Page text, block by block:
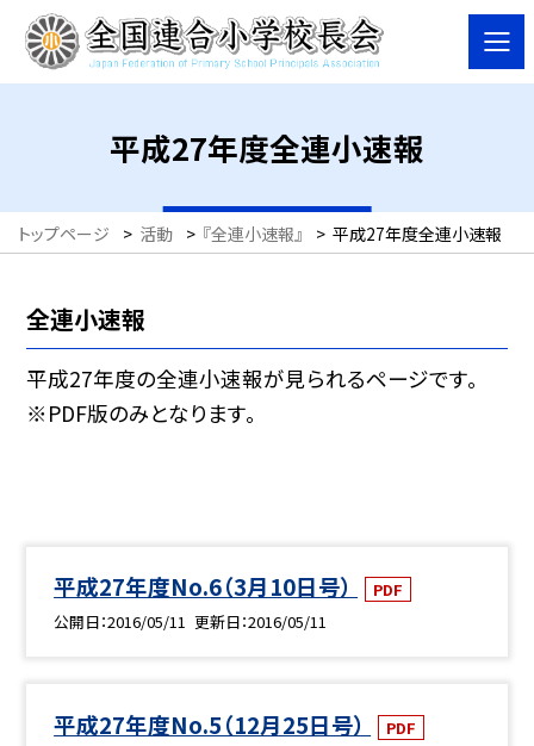
平成27年度全連小速報
トップページ > 活動 > 『全連小速報』 > 平成27年度全連小速報
全連小速報
平成27年度の全連小速報が見られるページです。
※PDF版のみとなります。
平成27年度No.6（3月10日号）
PDF
公開日 2016/05/11 更新日 2016/05/11
平成27年度No.5（12月25日号）
PDF